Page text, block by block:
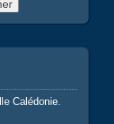
Calédonie.